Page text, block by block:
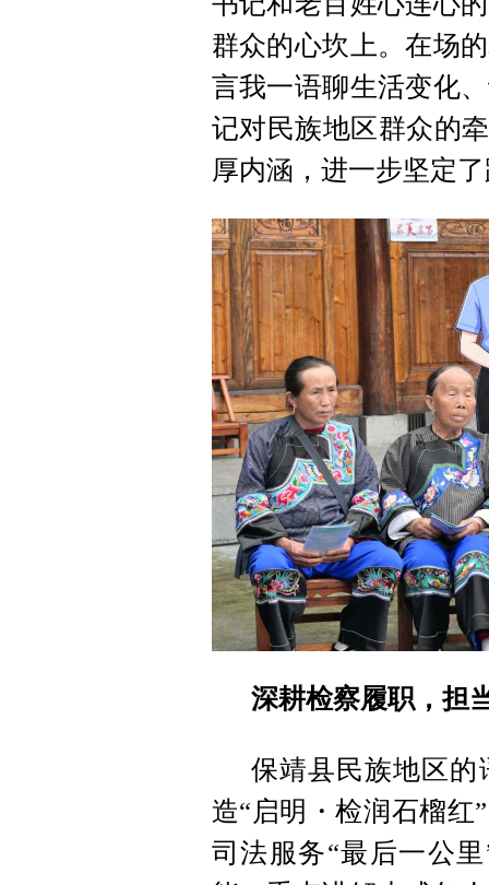
群众的心坎上。在场
言我一语聊生活变化
记对民族地区群众的
厚内涵，进一步坚定
深耕检察履职，担
保靖县民族地区的
造“启明・检润石榴红
司法服务“最后一公